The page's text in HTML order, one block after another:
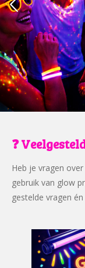
❓
Heb je vragen
gebruik van glow
gestelde vragen